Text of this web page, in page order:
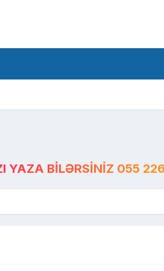
YAZA BILƏRSINIZ 055